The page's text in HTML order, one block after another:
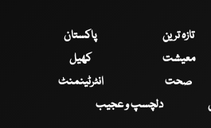
تازہ ترین
پاکستان
معیشت
کھیل
صحت
انٹرٹینمنٹ
دلچسپ و عجیب